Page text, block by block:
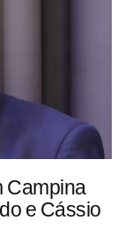
Campina
e Cássio